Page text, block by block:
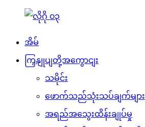
အိမ်
ကြှနျုပျတို့အကွောငျး
သမိုင်း
ဖောက်သည်သုံးသပ်ချက်များ
အရည်အသွေးထိန်းချုပ်မှု